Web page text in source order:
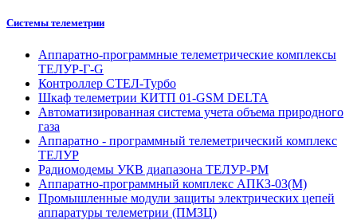
Системы телеметрии
Аппаратно-программные телеметрические комплексы
ТЕЛУР-Г-G
Контроллер СТЕЛ-Турбо
Шкаф телеметрии КИТП 01-GSM DELTA
Автоматизированная система учета объема природного
газа
Аппаратно - программный телеметрический комплекс
ТЕЛУР
Радиомодемы УКВ диапазона ТЕЛУР-РМ
Аппаратно-программный комплекс АПКЗ-03(М)
Промышленные модули защиты электрических цепей
аппаратуры телеметрии (ПМЗЦ)